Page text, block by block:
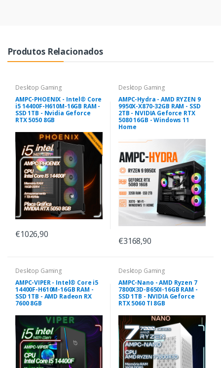
Produtos Relacionados
Desktop Gaming
AMPC-PHOENIX - Intel® Core
i5 14400F-H610M-16GB RAM -
SSD 1TB - Nvidia Geforce
RTX 5050 8GB
€1026,90
Desktop Gaming
AMPC-Hydra - AMD RYZEN 9
9950X-X870-32GB RAM - SSD
2TB - NVIDIA Geforce RTX
5080 16GB - Windows 11
Home
€3168,90
Desktop Gaming
AMPC-VIPER - Intel® Core i5
14400F-H610M-16GB RAM -
SSD 1TB - AMD Radeon RX
7600 8GB
Desktop Gaming
AMPC-Nano - AMD Ryzen 7
7800X3D-B650I-16GB RAM -
SSD 1TB - NVIDIA Geforce
RTX 5060 TI 8GB